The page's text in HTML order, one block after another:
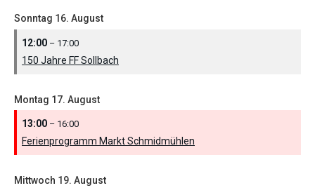
Sonntag 16. August
12:00 – 17:00
150 Jahre FF Sollbach
Montag 17. August
13:00 – 16:00
Ferienprogramm Markt Schmidmühlen
Mittwoch 19. August